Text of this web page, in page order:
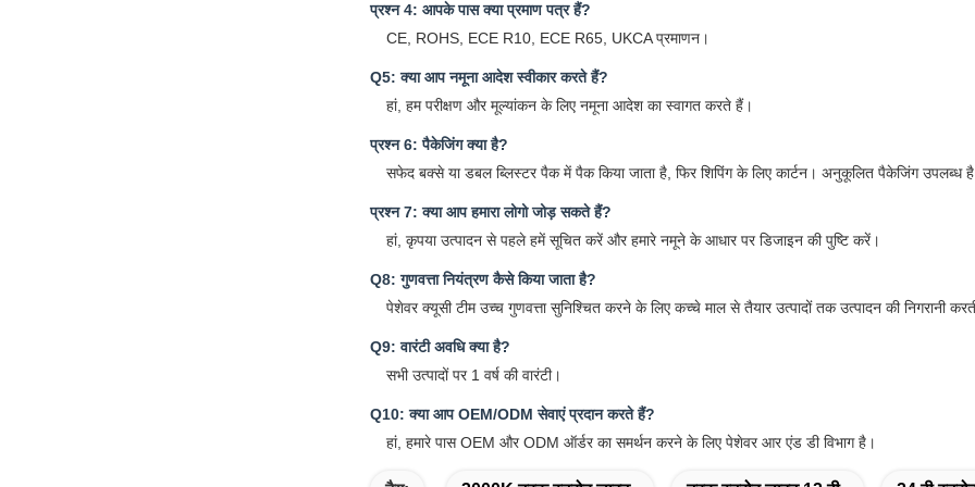
प्रश्न 4: आपके पास क्या प्रमाण पत्र हैं?
CE, ROHS, ECE R10, ECE R65, UKCA प्रमाणन।
Q5: क्या आप नमूना आदेश स्वीकार करते हैं?
हां, हम परीक्षण और मूल्यांकन के लिए नमूना आदेश का स्वागत करते हैं।
प्रश्न 6: पैकेजिंग क्या है?
सफेद बक्से या डबल ब्लिस्टर पैक में पैक किया जाता है, फिर शिपिंग के लिए कार्टन। अनुकूलित पैकेजिंग उपलब्ध
प्रश्न 7: क्या आप हमारा लोगो जोड़ सकते हैं?
हां, कृपया उत्पादन से पहले हमें सूचित करें और हमारे नमूने के आधार पर डिजाइन की पुष्टि करें।
Q8: गुणवत्ता नियंत्रण कैसे किया जाता है?
पेशेवर क्यूसी टीम उच्च गुणवत्ता सुनिश्चित करने के लिए कच्चे माल से तैयार उत्पादों तक उत्पादन की निगरानी
Q9: वारंटी अवधि क्या है?
सभी उत्पादों पर 1 वर्ष की वारंटी।
Q10: क्या आप OEM/ODM सेवाएं प्रदान करते हैं?
हां, हमारे पास OEM और ODM ऑर्डर का समर्थन करने के लिए पेशेवर आर एंड डी विभाग है।